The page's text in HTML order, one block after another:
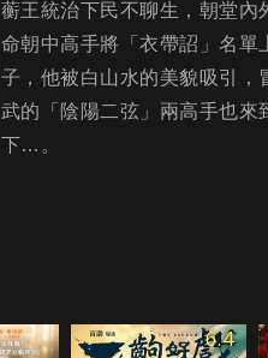
蘅王統治下民不聊生，朝堂內
命朝中高手將「衣帶詔」名單
子，他被白山水的美貌吸引，
武的「陰陽二弦」兩高手也來
下…。
6.4